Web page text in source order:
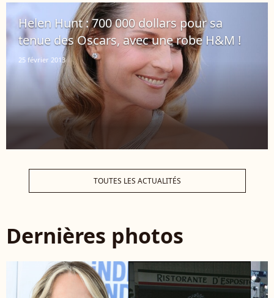
Helen Hunt : 700 000 dollars pour sa
tenue des Oscars, avec une robe H&M !
25 février 2013
TOUTES LES ACTUALITÉS
Dernières photos